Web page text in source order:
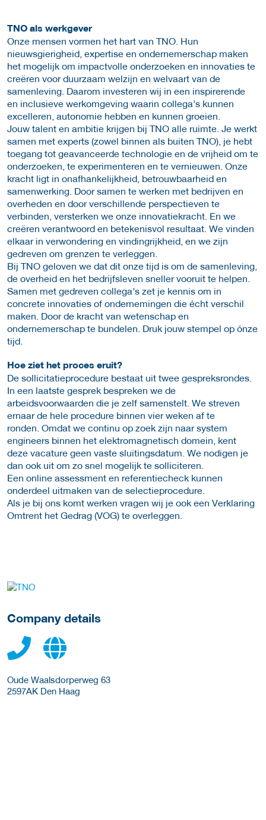
TNO als werkgever
Onze mensen vormen het hart van TNO. Hun
nieuwsgierigheid, expertise en ondernemerschap maken
het mogelijk om impactvolle onderzoeken en innovaties te
creëren voor duurzaam welzijn en welvaart van de
samenleving. Daarom investeren wij in een inspirerende
en inclusieve werkomgeving waarin collega’s kunnen
excelleren, autonomie hebben en kunnen groeien.
Jouw talent en ambitie krijgen bij TNO alle ruimte. Je werkt
samen met experts (zowel binnen als buiten TNO), je hebt
toegang tot geavanceerde technologie en de vrijheid om te
onderzoeken, te experimenteren en te vernieuwen. Onze
kracht ligt in onafhankelijkheid, betrouwbaarheid en
samenwerking. Door samen te werken met bedrijven en
overheden en door verschillende perspectieven te
verbinden, versterken we onze innovatiekracht. En we
creëren verantwoord en betekenisvol resultaat. We vinden
elkaar in verwondering en vindingrijkheid, en we zijn
gedreven om grenzen te verleggen.
Bij TNO geloven we dat dit onze tijd is om de samenleving,
de overheid en het bedrijfsleven sneller vooruit te helpen.
Samen met gedreven collega’s zet je kennis om in
concrete innovaties of ondernemingen die écht verschil
maken. Door de kracht van wetenschap en
ondernemerschap te bundelen. Druk jouw stempel op ónze
tijd.
Hoe ziet het proces eruit?
De sollicitatieprocedure bestaat uit twee gespreksrondes.
In een laatste gesprek bespreken we de
arbeidsvoorwaarden die je zelf samenstelt. We streven
ernaar de hele procedure binnen vier weken af te
ronden. Omdat we continu op zoek zijn naar system
engineers binnen het elektromagnetisch domein, kent
deze vacature geen vaste sluitingsdatum. We nodigen je
dan ook uit om zo snel mogelijk te solliciteren.
Een online assessment en referentiecheck kunnen
onderdeel uitmaken van de selectieprocedure.
Als je bij ons komt werken vragen wij je ook een Verklaring
Omtrent het Gedrag (VOG) te overleggen.
More Employer Details
Company details
Oude Waalsdorperweg 63
2597AK Den Haag